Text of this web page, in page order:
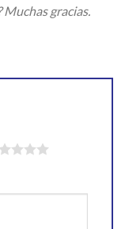
gracias.